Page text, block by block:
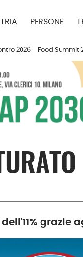
PERSONE
2026 Food Summit
grazie